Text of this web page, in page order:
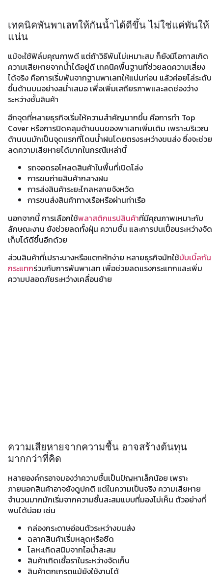
เทคนิคพันพาเลทให้กันน้ำได้ดีขึ้น ไม่ใช่แค่พันให้
แน่น
แม้จะใช้ฟิล์มคุณภาพดี แต่ถ้าวิธีพันไม่เหมาะสม ก็ยังมีโอกาสเกิด
ความเสียหายจากน้ำได้อยู่ดี เทคนิคพื้นฐานที่ช่วยลดความเสี่ยง
ได้จริง คือการเริ่มพันจากฐานพาเลทให้แน่นก่อน แล้วค่อยไล่ระดับ
ขึ้นด้านบนอย่างสม่ำเสมอ เพื่อเพิ่มเสถียรภาพและลดช่องว่าง
ระหว่างชั้นสินค้า
อีกจุดที่หลายธุรกิจเริ่มให้ความสำคัญมากขึ้น คือการทำ Top
Cover หรือการปิดคลุมด้านบนของพาเลทเพิ่มเติม เพราะบริเวณ
ด้านบนมักเป็นจุดแรกที่โดนน้ำฝนโดยตรงระหว่างขนส่ง ซึ่งจะช่วย
ลดความเสียหายได้มากในกรณีเหล่านี้
รถจอดรอโหลดสินค้าในพื้นที่เปิดโล่ง
การขนถ่ายสินค้ากลางฝน
การส่งสินค้าระยะไกลหลายจังหวัด
การขนส่งสินค้าทางเรือหรือผ่านท่าเรือ
นอกจากนี้ การเลือกใช้พลาสติกแรปสินค้าที่มีคุณภาพเหมาะกับ
ลักษณะงาน ยังช่วยลดทั้งฝุ่น ความชื้น และการปนเปื้อนระหว่างจัด
เก็บได้ดีขึ้นอีกด้วย
ส่วนสินค้าที่เปราะบางหรือแตกหักง่าย หลายธุรกิจมักใช้บับเบิ้ลกัน
กระแทกร่วมกับการพันพาเลท เพื่อช่วยลดแรงกระแทกและเพิ่ม
ความปลอดภัยระหว่างเคลื่อนย้าย
ความเสียหายจากความชื้น อาจสร้างต้นทุน
มากกว่าที่คิด
หลายองค์กรอาจมองว่าความชื้นเป็นปัญหาเล็กน้อย เพราะ
ภายนอกสินค้าอาจยังดูปกติ แต่ในความเป็นจริง ความเสียหาย
จำนวนมากมักเริ่มจากความชื้นสะสมแบบที่มองไม่เห็น ตัวอย่างที่
พบได้บ่อย เช่น
กล่องกระดาษอ่อนตัวระหว่างขนส่ง
ฉลากสินค้าเริ่มหลุดหรือซีด
โลหะเกิดสนิมจากไอน้ำสะสม
สินค้าเกิดเชื้อราในระหว่างจัดเก็บ
สินค้าตกเกรดแม้ยังใช้งานได้